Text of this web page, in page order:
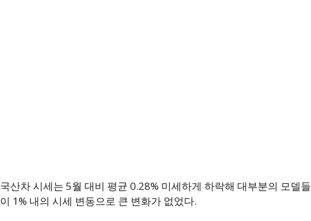
국산차 시세는 5월 대비 평균 0.28% 미세하게 하락해 대부분의 모델들
이 1% 내의 시세 변동으로 큰 변화가 없었다.